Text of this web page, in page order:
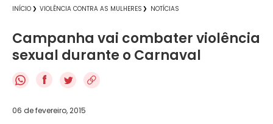
INÍCIO VIOLÊNCIA CONTRA AS MULHERES NOTÍCIAS
Campanha vai combater violência
sexual durante o Carnaval
f
06 de fevereiro, 2015